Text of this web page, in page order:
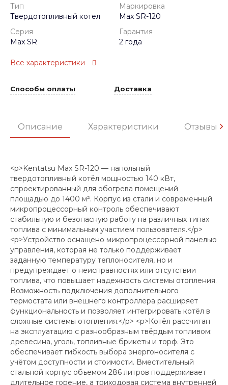
Тип
Твердотопливный котел
Маркировка
Max SR-120
Серия
Max SR
Гарантия
2 года
Все характеристики
Способы оплаты Доставка
Описание Характеристики Отзывы
<p>Kentatsu Max SR-120 — напольный
твердотопливный котёл мощностью 140 кВт,
спроектированный для обогрева помещений
площадью до 1400 м². Корпус из стали и современный
микропроцессорный контроль обеспечивают
стабильную и безопасную работу на различных типах
топлива с минимальным участием пользователя.</p>
<p>Устройство оснащено микропроцессорной панелью
управления, которая не только поддерживает
заданную температуру теплоносителя, но и
предупреждает о неисправностях или отсутствии
топлива, что повышает надежность системы отопления.
Возможность подключения дополнительного
термостата или внешнего контроллера расширяет
функциональность и позволяет интегрировать котёл в
сложные системы отопления.</p> <p>Котёл рассчитан
на эксплуатацию с разнообразным твёрдым топливом:
древесина, уголь, топливные брикеты и торф. Это
обеспечивает гибкость выбора энергоносителя с
учётом доступности и стоимости. Вместительный
стальной корпус объемом 286 литров поддерживает
длительное горение, а триходовая система внутренней